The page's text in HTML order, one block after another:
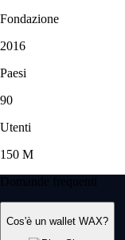
Fondazione
2016
Paesi
90
Utenti
150 M
Domande frequenti
Cos'è un wallet WAX?